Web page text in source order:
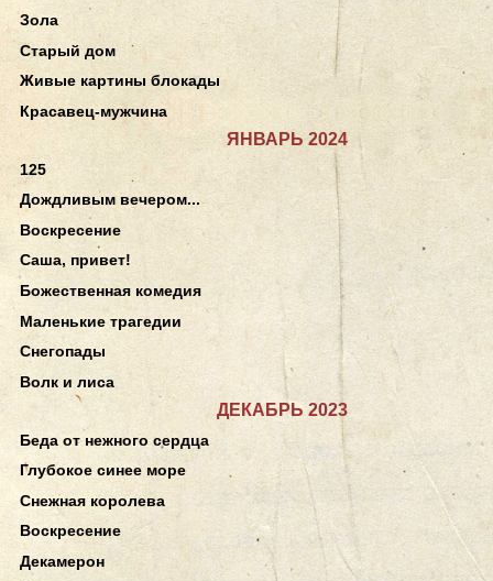
Зола
Старый дом
Живые картины блокады
Красавец-мужчина
ЯНВАРЬ 2024
125
Дождливым вечером...
Воскресение
Саша, привет!
Божественная комедия
Маленькие трагедии
Снегопады
Волк и лиса
ДЕКАБРЬ 2023
Беда от нежного сердца
Глубокое синее море
Снежная королева
Воскресение
Декамерон